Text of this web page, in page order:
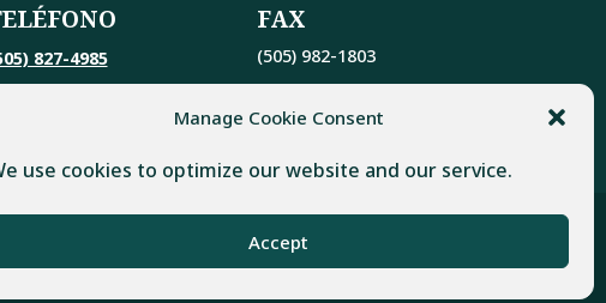
Manage Cookie Consent
use cookies to optimize our website and our service.
Accept
827-4985
FAX
(505) 982-1803